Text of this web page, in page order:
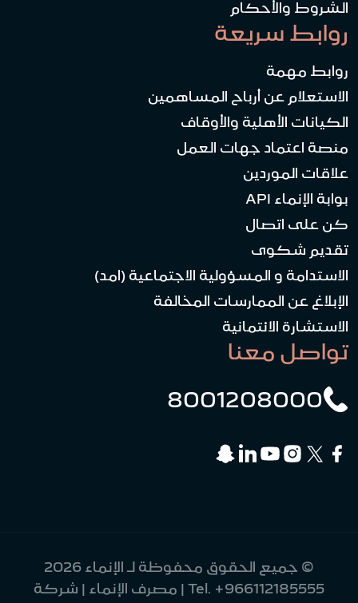
الشروط والأحكام
روابط سريعة
روابط مهمة
الاستعلام عن أرباح المساهمين
الكيانات الأهلية والأوقاف
منصة اعتماد جهات العمل
علاقات الموردين
بوابة الإنماء API
كن على اتصال
تقديم شكوى
الاستدامة و المسؤولية الاجتماعية (امد)
الإبلاغ عن الممارسات المخالفة
الاستشارة الائتمانية
تواصل معنا
8001208000
© جميع الحقوق محفوظة لـ الإنماء 2026
Tel. +966112185555 | مصرف الإنماء | شركة